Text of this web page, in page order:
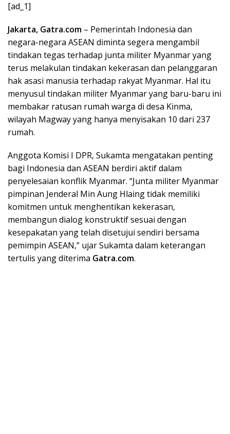
[ad_1]
Jakarta, Gatra.com – Pemerintah Indonesia dan
negara-negara ASEAN diminta segera mengambil
tindakan tegas terhadap junta militer Myanmar yang
terus melakulan tindakan kekerasan dan pelanggaran
hak asasi manusia terhadap rakyat Myanmar. Hal itu
menyusul tindakan militer Myanmar yang baru-baru ini
membakar ratusan rumah warga di desa Kinma,
wilayah Magway yang hanya menyisakan 10 dari 237
rumah.
Anggota Komisi I DPR, Sukamta mengatakan penting
bagi Indonesia dan ASEAN berdiri aktif dalam
penyelesaian konflik Myanmar. “Junta militer Myanmar
pimpinan Jenderal Min Aung Hlaing tidak memiliki
komitmen untuk menghentikan kekerasan,
membangun dialog konstruktif sesuai dengan
kesepakatan yang telah disetujui sendiri bersama
pemimpin ASEAN,” ujar Sukamta dalam keterangan
tertulis yang diterima Gatra.com.